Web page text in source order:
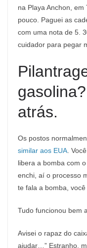
na Playa Anchon,
pouco. Paguei as
com uma nota de 5.
cuidador para pegar
atrás.
Os postos
similar aos EUA .
libera a bomba com
enchi, aí o processo
te fala a bomba,
Tudo funcionou bem
Avisei o rapaz do
ajudar…” Estranho,